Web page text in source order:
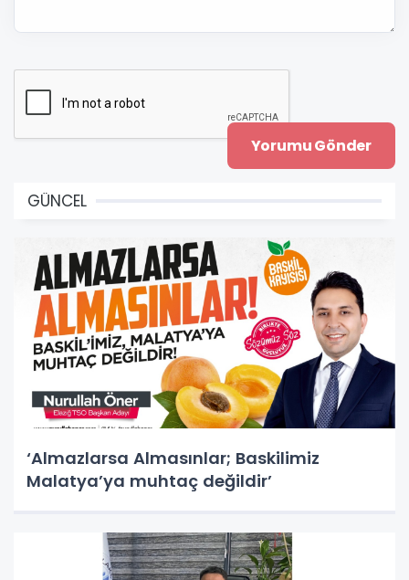
GÜNCEL
‘Almazlarsa Almasınlar; Baskilimiz
Malatya’ya muhtaç değildir’